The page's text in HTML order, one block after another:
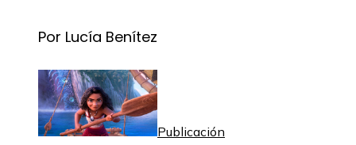
Por Lucía Benítez
Publicación